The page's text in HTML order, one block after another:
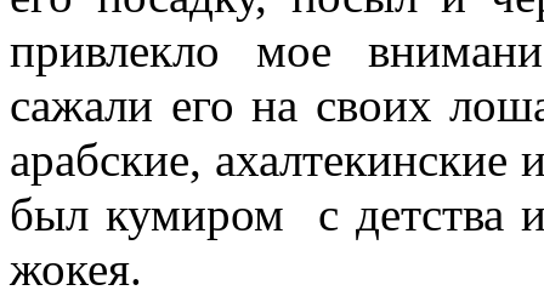
привлекло мое
сажали его на своих
арабские,
был кумиром с детства
жокея.